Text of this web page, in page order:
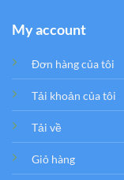
My account
Đơn hàng của tôi
Tải khoản của tôi
Tải về
Giỏ hàng